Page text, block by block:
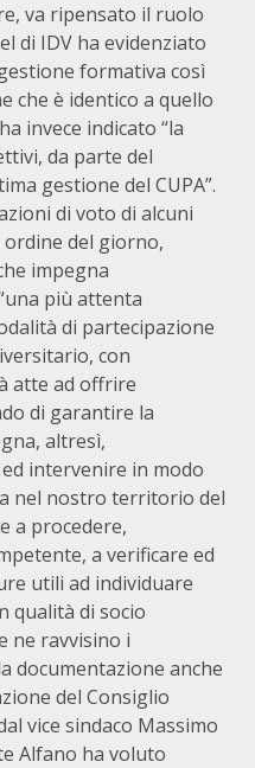
va ripensato il ruolo
di IDV ha evidenziato
formativa così
che è identico a quello
invece indicato “la
da parte del
gestione del CUPA”.
di voto di alcuni
del giorno,
impegna
più attenta
di partecipazione
con
atte ad offrire
di garantire la
altresì,
intervenire in modo
nel nostro territorio del
a procedere,
a verificare ed
utili ad individuare
qualità di socio
ne ravvisino i
documentazione anche
del Consiglio
vice sindaco Massimo
Alfano ha voluto